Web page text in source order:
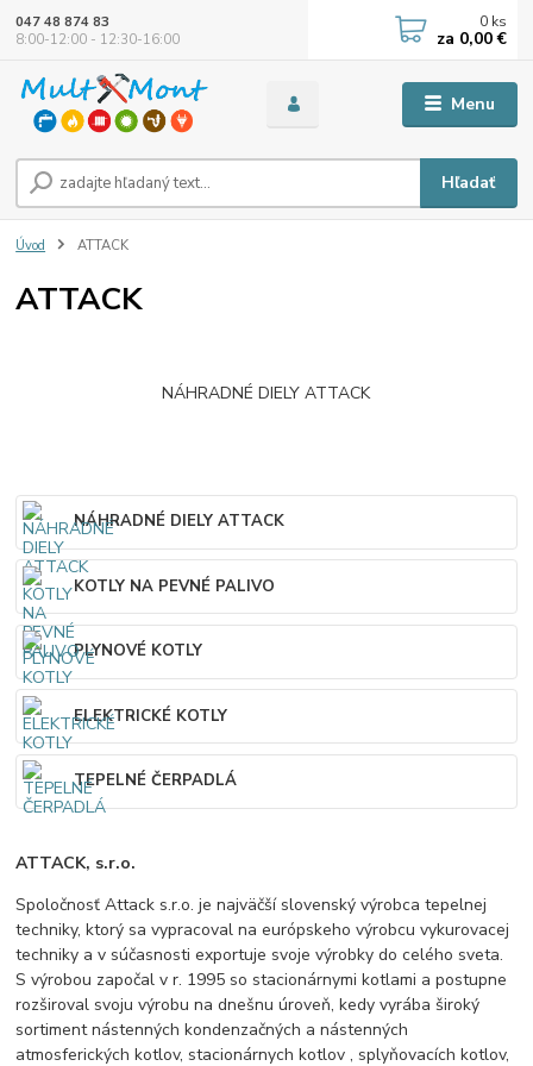
Menu
Hľadať
047 48 874 83
8:00-12:00 - 12:30-16:00
0 ks
za 0,00 €
Úvod ATTACK
ATTACK
NÁHRADNÉ DIELY ATTACK
NÁHRADNÉ DIELY ATTACK
KOTLY NA PEVNÉ PALIVO
PLYNOVÉ KOTLY
ELEKTRICKÉ KOTLY
TEPELNÉ ČERPADLÁ
ATTACK, s.r.o.
Spoločnosť Attack s.r.o. je najväčší slovenský výrobca tepelnej
techniky, ktorý sa vypracoval na európskeho výrobcu vykurovacej
techniky a v súčasnosti exportuje svoje výrobky do celého sveta.
S výrobou započal v r. 1995 so stacionárnymi kotlami a postupne
rozširoval svoju výrobu na dnešnu úroveň, kedy vyrába široký
sortiment nástenných kondenzačných a nástenných
atmosferických kotlov, stacionárnych kotlov , splyňovacích kotlov,